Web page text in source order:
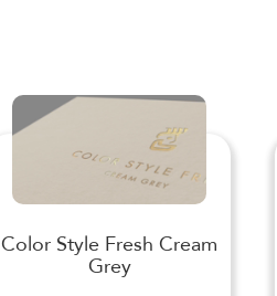
Color Style Fresh Cream
Grey